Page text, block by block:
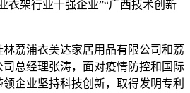
衣架行业十强企业”“广西技术创新
浦衣美达家居用品有限公司和荔
总经理张涛，面对疫情防控和国际
企业坚持科技创新，取得发明专利